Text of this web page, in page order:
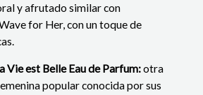
y afrutado similar con
for Her, con un toque de
Vie est Belle Eau de Parfum:otra
popular conocida por sus